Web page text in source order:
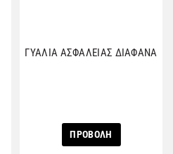
ΓΥΑΛΙΑ ΑΣΦΑΛΕΙΑΣ ΔΙΑΦΑΝΑ
ΠΡΟΒΟΛΗ